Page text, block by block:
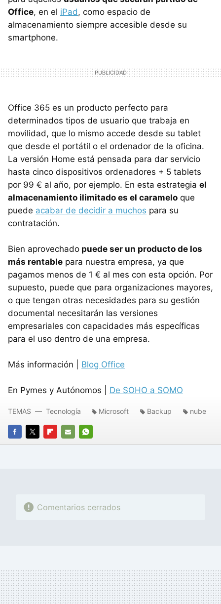
Office, en el iPad, como espacio de
almacenamiento siempre accesible desde su
smartphone.
Office 365 es un producto perfecto para
determinados tipos de usuario que trabaja en
movilidad, que lo mismo accede desde su tablet
que desde el portátil o el ordenador de la oficina.
La versión Home está pensada para dar servicio
hasta cinco dispositivos ordenadores + 5 tablets
por 99 € al año, por ejemplo. En esta estrategia el
almacenamiento ilimitado es el caramelo que
puede acabar de decidir a muchos para su
contratación.
Bien aprovechado puede ser un producto de los
más rentable para nuestra empresa, ya que
pagamos menos de 1 € al mes con esta opción. Por
supuesto, puede que para organizaciones mayores,
o que tengan otras necesidades para su gestión
documental necesitarán las versiones
empresariales con capacidades más específicas
para el uso dentro de una empresa.
Más información | Blog Office
En Pymes y Autónomos | De SOHO a SOMO
FACEBOOK
TWITTERFLIPBOARD
E-
WHATSAPP
TEMAS Tecnología Microsoft Backup nube
Comentarios cerrados